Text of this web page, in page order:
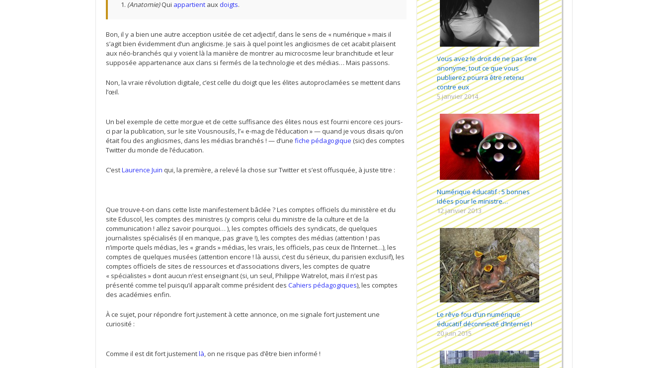
(Anatomie)Qui appartient auxdoigts.
Bon, il y a bien une autre acception usitée de cet adjectif, dans le sens de « numérique » mais il
s’agit bien évidemment d’un anglicisme. Je sais à quel point les anglicismes de cet acabit plaisent
aux néo-branchés qui y voient là la manière de montrer au microcosme leur branchitude et leur
supposée appartenance aux clans si fermés de la technologie et des médias… Mais passons.
Non, la vraie révolution digitale, c’est celle du doigt que les élites autoproclamées se mettent dans
l’œil.
Un bel exemple de cette morgue et de cette suffisance des élites nous est fourni encore ces jours-
ci par la publication, sur le site Vousnousils, l’« e-mag de l’éducation » — quand je vous disais qu’on
était fou des anglicismes, dans les médias branchés ! — d’une fiche pédagogique (sic) des comptes
Twitter du monde de l’éducation.
C’estLaurence Juin qui, la première, a relevé la chose sur Twitter et s’est offusquée, à juste titre :
Que trouve-t-on dans cette liste manifestement bâclée ? Les comptes officiels du ministère et du
site Eduscol, les comptes des ministres (y compris celui du ministre de la culture et de la
communication ! allez savoir pourquoi… ), les comptes officiels des syndicats, de quelques
journalistes spécialisés (il en manque, pas grave !), les comptes des médias (attention ! pas
n’importe quels médias, les « grands » médias, les vrais, les officiels, pas ceux de l’Internet…), les
comptes de quelques musées (attention encore ! là aussi, c’est du sérieux, du parisien exclusif), les
comptes officiels de sites de ressources et d’associations divers, les comptes de quatre
« spécialistes » dont aucun n’est enseignant (si, un seul, Philippe Watrelot, mais il n’est pas
présenté comme tel puisqu’il apparaît comme président des Cahiers pédagogiques), les comptes
des académies enfin.
À ce sujet, pour répondre fort justement à cette annonce, on me signale fort justement une
curiosité :
Comme il est dit fort justementlà, on ne risque pas d’être bien informé !
Vous avez le droit de ne pas être
anonyme, tout ce que vous
publierez pourra être retenu
contre eux
5 janvier 2014
Numérique éducatif : 5 bonnes
idées pour le ministre…
12 janvier 2013
Le rêve fou d’un numérique
éducatif déconnecté d’Internet !
20 juin 2015